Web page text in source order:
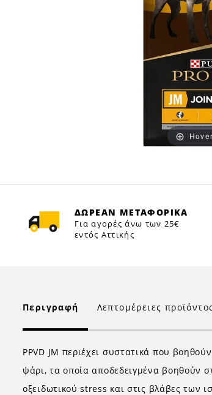
ΔΩΡΕΑΝ ΜΕΤΑΦΟΡΙΚΑ
Για αγορές άνω των 25€
εντός Αττικής
Περιγραφή Λεπτομέρειες
PPVD JM περιέχει συστατικά που
ψάρι, τα οποία αποδεδειγμένα βοηθούν
οξειδωτικού stress και στις βλάβες των